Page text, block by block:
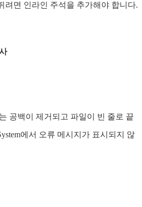
려면 인라인 주석을 추가해야 합니다.
공백이 제거되고 파일이 빈 줄로 끝
에서 오류 메시지가 표시되지 않